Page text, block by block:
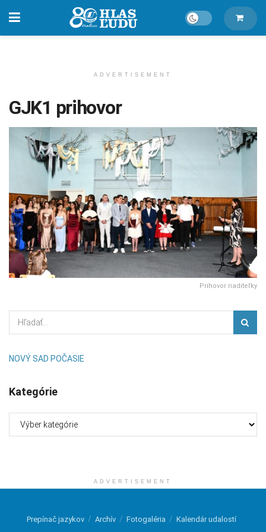
ADVERTISEMENT
GJK1 prihovor
Príhovor riaditeľky
NOVÝ SAD POČASIE
Kategórie
ADVERTISEMENT
Prepínač jazykov Archív Fotogaléria Kalendár udalostí